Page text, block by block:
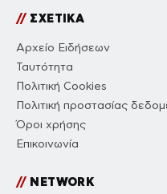
//ΣΧΕΤΙΚΑ
Αρχείο Ειδήσεων
Ταυτότητα
Πολιτική Cookies
Πολιτική προστασίας
Όροι χρήσης
Επικοινωνία
//NETWORK